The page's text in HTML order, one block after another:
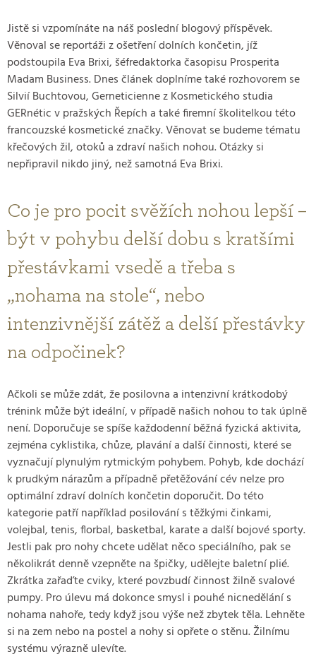
Jistě si vzpomínáte na náš poslední blogový příspěvek.
Věnoval se reportáži z ošetření dolních končetin, jíž
podstoupila Eva Brixi, šéfredaktorka časopisu Prosperita
Madam Business. Dnes článek doplníme také rozhovorem se
Silvií Buchtovou, Gerneticienne z Kosmetického studia
GERnétic v pražských Řepích a také firemní školitelkou této
francouzské kosmetické značky. Věnovat se budeme tématu
křečových žil, otoků a zdraví našich nohou. Otázky si
nepřipravil nikdo jiný, než samotná Eva Brixi.
Co je pro pocit svěžích nohou lepší –
být v pohybu delší dobu s kratšími
přestávkami vsedě a třeba s
„nohama na stole“, nebo
intenzivnější zátěž a delší přestávky
na odpočinek?
Ačkoli se může zdát, že posilovna a intenzivní krátkodobý
trénink může být ideální, v případě našich nohou to tak úplně
není. Doporučuje se spíše každodenní běžná fyzická aktivita,
zejména cyklistika, chůze, plavání a další činnosti, které se
vyznačují plynulým rytmickým pohybem. Pohyb, kde dochází
k prudkým nárazům a případně přetěžování cév nelze pro
optimální zdraví dolních končetin doporučit. Do této
kategorie patří například posilování s těžkými činkami,
volejbal, tenis, florbal, basketbal, karate a další bojové sporty.
Jestli pak pro nohy chcete udělat něco speciálního, pak se
několikrát denně vzepněte na špičky, udělejte baletní plié.
Zkrátka zařaďte cviky, které povzbudí činnost žilně svalové
pumpy. Pro úlevu má dokonce smysl i pouhé nicnedělání s
nohama nahoře, tedy když jsou výše než zbytek těla. Lehněte
si na zem nebo na postel a nohy si opřete o stěnu. Žilnímu
systému výrazně ulevíte.